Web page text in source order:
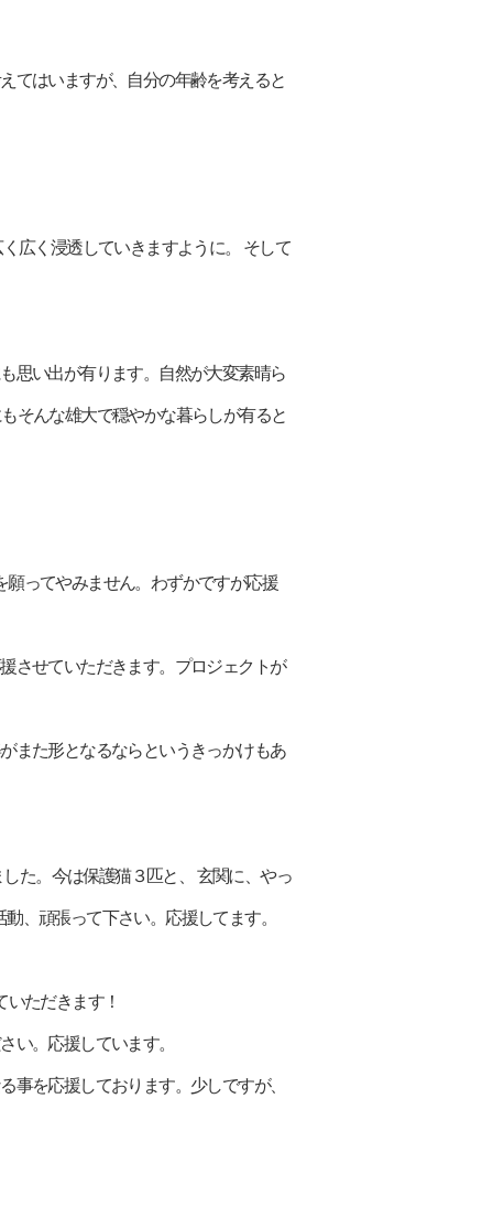
てはいますが、自分の年齢を考えると
広く浸透していきますように。 そして
思い出が有ります。自然が大変素晴ら
そんな雄大で穏やかな暮らしが有ると
ってやみません。わずかですが応援
させていただきます。プロジェクトが
また形となるならというきっかけもあ
た。今は保護猫３匹と、 玄関に、やっ
、頑張って下さい。応援してます。
ただきます！
い。応援しています。
を応援しております。少しですが、